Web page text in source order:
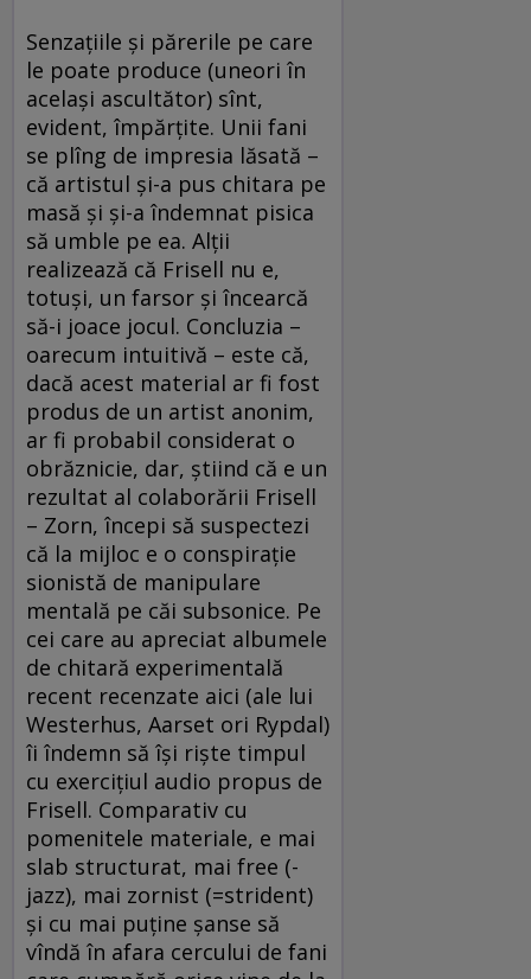
Senzaţiile şi părerile pe care
le poate produce (uneori în
acelaşi ascultător) sînt,
evident, împărţite. Unii fani
se plîng de impresia lăsată –
că artistul şi-a pus chitara pe
masă şi şi-a îndemnat pisica
să umble pe ea. Alţii
realizează că Frisell nu e,
totuşi, un farsor şi încearcă
să-i joace jocul. Concluzia –
oarecum intuitivă – este că,
dacă acest material ar fi fost
produs de un artist anonim,
ar fi probabil considerat o
obrăznicie, dar, ştiind că e un
rezultat al colaborării Frisell
– Zorn, începi să suspectezi
că la mijloc e o conspiraţie
sionistă de manipulare
mentală pe căi subsonice. Pe
cei care au apreciat albumele
de chitară experimentală
recent recenzate aici (ale lui
Westerhus, Aarset ori Rypdal)
îi îndemn să îşi rişte timpul
cu exerciţiul audio propus de
Frisell. Comparativ cu
pomenitele materiale, e mai
slab structurat, mai free (-
jazz), mai zornist (=strident)
şi cu mai puţine şanse să
vîndă în afara cercului de fani